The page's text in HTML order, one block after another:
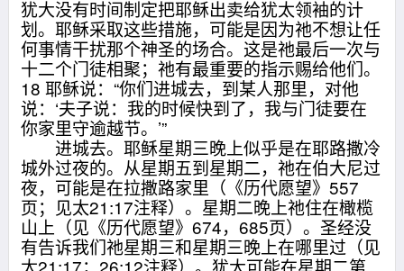
犹大没有时间制定把耶稣出卖给犹太领袖的计
划。耶稣采取这些措施，可能是因为祂不想让任
何事情干扰那个神圣的场合。这是祂最后一次与
十二个门徒相聚；祂有最重要的指示赐给他们。
18 耶稣说：“你们进城去，到某人那里，对他
说：‘夫子说：我的时候快到了，我与门徒要在
你家里守逾越节。’”
进城去。耶稣星期三晚上似乎是在耶路撒冷
城外过夜的。从星期五到星期二，祂在伯大尼过
夜，可能是在拉撒路家里（《历代愿望》557
页；见太21:17注释）。星期二晚上祂住在橄榄
山上（见《历代愿望》674，685页）。圣经没
有告诉我们祂星期三和星期三晚上在哪里过（见